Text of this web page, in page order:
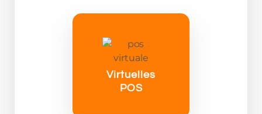
Virtuelles
POS